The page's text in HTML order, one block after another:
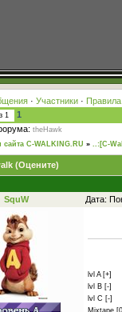
· Участники ·
1
1
theHawk
C-WALKING.RU » ..:[C-
(Оцените)
SquW Дата:
lvl A [+]
lvl B [-]
lvl C [-]
Mixtape